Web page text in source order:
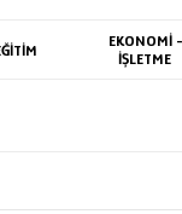
EKONOMİ -
İŞLETME